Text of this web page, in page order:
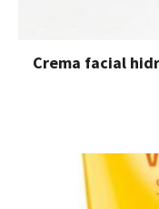
Crema facial